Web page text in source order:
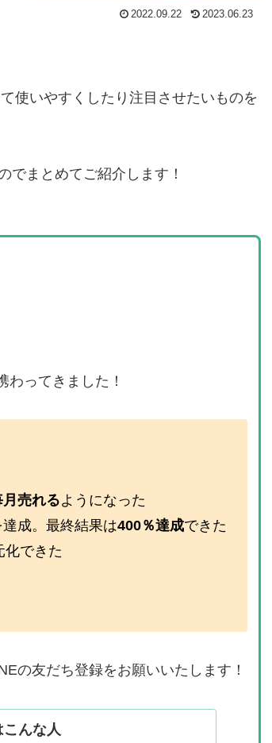
2022.09.22 2023.06.23
使いやすくしたり注目させたいものを
でまとめてご紹介します！
ってきました！
月売れるようになった
成。最終結果は400％達成できた
化できた
の友だち登録をお願いいたします！
んな人